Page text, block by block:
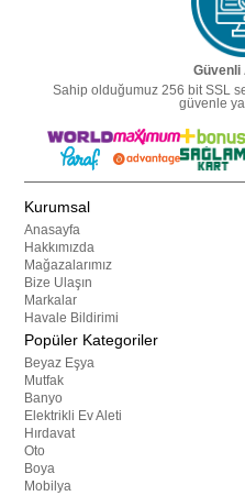
Güvenli
Sahip olduğumuz 256 bit SSL
güvenle
Kurumsal
Anasayfa
Hakkımızda
Mağazalarımız
Bize Ulaşın
Markalar
Havale Bildirimi
Popüler Kategoriler
Beyaz Eşya
Mutfak
Banyo
Elektrikli Ev Aleti
Hırdavat
Oto
Boya
Mobilya